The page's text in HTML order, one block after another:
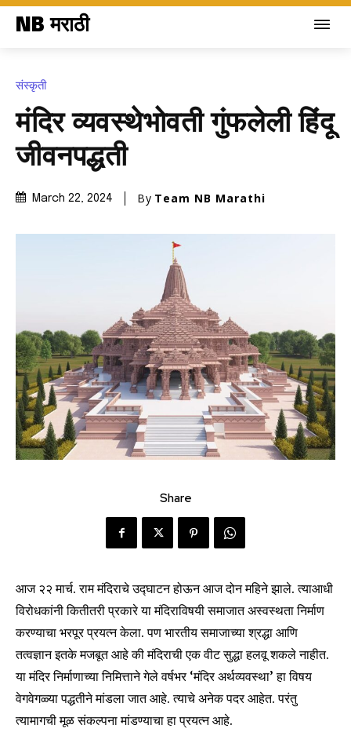
NB मराठी
संस्कृती
मंदिर व्यवस्थेभोवती गुंफलेली हिंदू
जीवनपद्धती
March 22, 2024 By Team NB Marathi
Share
आज २२ मार्च. राम मंदिराचे उद्घाटन होऊन आज दोन महिने झाले. त्याआधी
विरोधकांनी कितीतरी प्रकारे या मंदिराविषयी समाजात अस्वस्थता निर्माण
करण्याचा भरपूर प्रयत्न केला. पण भारतीय समाजाच्या श्रद्धा आणि
तत्वज्ञान इतके मजबूत आहे की मंदिराची एक वीट सुद्धा हलवू शकले नाहीत.
या मंदिर निर्माणाच्या निमित्ताने गेले वर्षभर ‘मंदिर अर्थव्यवस्था’ हा विषय
वेगवेगळ्या पद्धतीने मांडला जात आहे. त्याचे अनेक पदर आहेत. परंतु
त्यामागची मूळ संकल्पना मांडण्याचा हा प्रयत्न आहे.